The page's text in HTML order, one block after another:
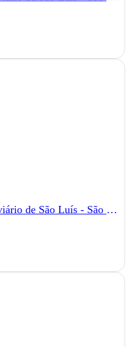
Terminal Rodoviário de São Luís - São Luís - MA